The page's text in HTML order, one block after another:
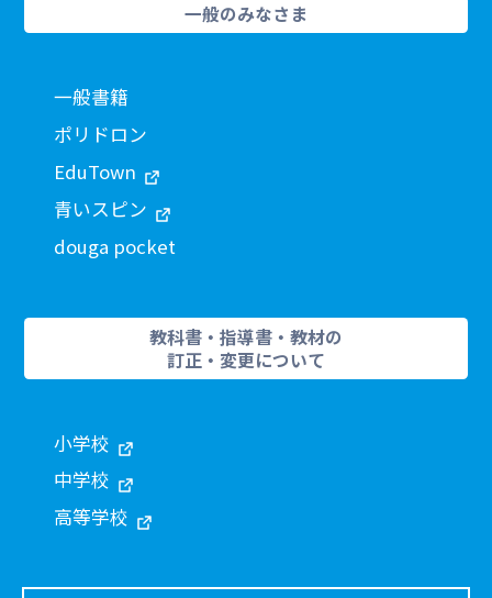
一般のみなさま
一般書籍
ポリドロン
EduTown
青いスピン
douga pocket
教科書・指導書・教材の
訂正・変更について
小学校
中学校
高等学校